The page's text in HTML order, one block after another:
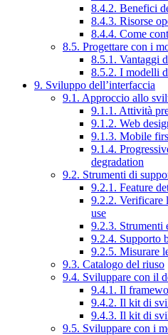
8.4.2. Benefici
8.4.3. Risorse
8.4.4. Come
8.5. Progettare con i
8.5.1. Vantaggi
8.5.2. I modelli
9. Sviluppo dell’interfaccia
9.1. Approccio allo
9.1.1. Attività
9.1.2. Web
9.1.3. Mobile
9.1.4.
degradation
9.2. Strumenti di
9.2.1. Feature
9.2.2. Verificare
use
9.2.3. Strumenti
9.2.4. Supporto
9.2.5. Misurare
9.3. Catalogo del riuso
9.4. Sviluppare con il
9.4.1. Il
9.4.2. Il kit di
9.4.3. Il kit di
9.5. Sviluppare con i